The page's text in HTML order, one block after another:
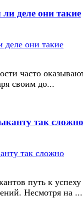
деле они такие
часто
своим до...
так сложно
путь к успеху
Несмотря на ...